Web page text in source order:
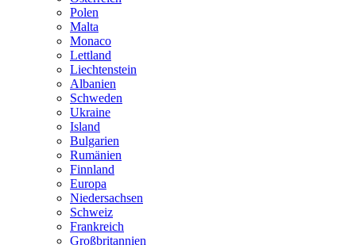
Polen
Malta
Monaco
Lettland
Liechtenstein
Albanien
Schweden
Ukraine
Island
Bulgarien
Rumänien
Finnland
Europa
Niedersachsen
Schweiz
Frankreich
Großbritannien